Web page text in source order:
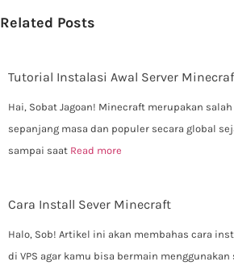
Related Posts
Tutorial Instalasi Awal Server
Hai, Sobat Jagoan! Minecraft merupakan
sepanjang masa dan populer secara global
sampai saat Read more
Cara Install Sever Minecraft
Halo, Sob! Artikel ini akan membahas cara
di VPS agar kamu bisa bermain